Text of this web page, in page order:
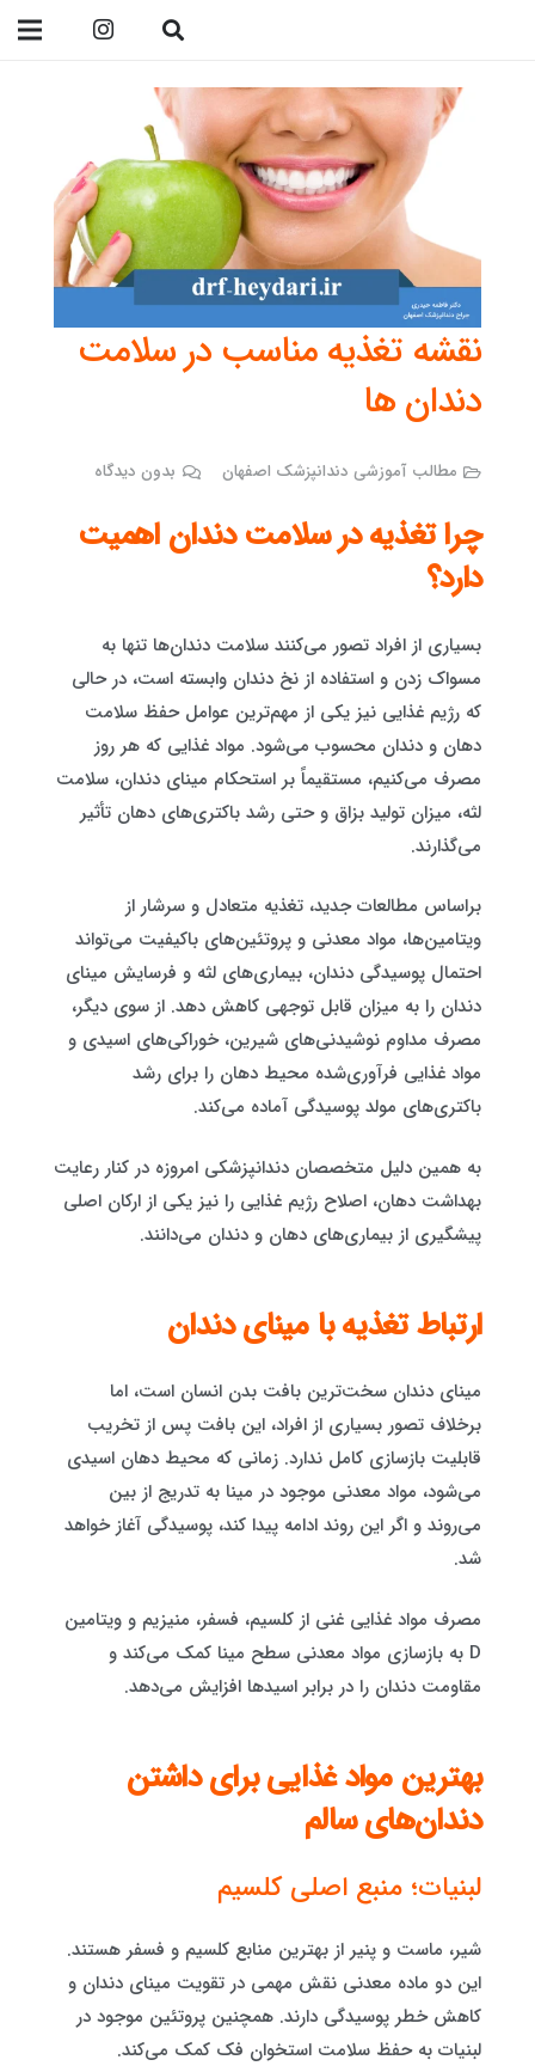
نقشه تغذیه مناسب در سلامت
دندان ها
مطالب آموزشی دندانپزشک اصفهان بدون دیدگاه
چرا تغذیه در سلامت دندان اهمیت
دارد؟
بسیاری از افراد تصور می‌کنند سلامت دندان‌ها تنها به
مسواک زدن و استفاده از نخ دندان وابسته است، در حالی
که رژیم غذایی نیز یکی از مهم‌ترین عوامل حفظ سلامت
دهان و دندان محسوب می‌شود. مواد غذایی که هر روز
مصرف می‌کنیم، مستقیماً بر استحکام مینای دندان، سلامت
لثه، میزان تولید بزاق و حتی رشد باکتری‌های دهان تأثیر
می‌گذارند.
براساس مطالعات جدید، تغذیه متعادل و سرشار از
ویتامین‌ها، مواد معدنی و پروتئین‌های باکیفیت می‌تواند
احتمال پوسیدگی دندان، بیماری‌های لثه و فرسایش مینای
دندان را به میزان قابل توجهی کاهش دهد. از سوی دیگر،
مصرف مداوم نوشیدنی‌های شیرین، خوراکی‌های اسیدی و
مواد غذایی فرآوری‌شده محیط دهان را برای رشد
باکتری‌های مولد پوسیدگی آماده می‌کند.
به همین دلیل متخصصان دندانپزشکی امروزه در کنار رعایت
بهداشت دهان، اصلاح رژیم غذایی را نیز یکی از ارکان اصلی
پیشگیری از بیماری‌های دهان و دندان می‌دانند.
ارتباط تغذیه با مینای دندان
مینای دندان سخت‌ترین بافت بدن انسان است، اما
برخلاف تصور بسیاری از افراد، این بافت پس از تخریب
قابلیت بازسازی کامل ندارد. زمانی که محیط دهان اسیدی
می‌شود، مواد معدنی موجود در مینا به تدریج از بین
می‌روند و اگر این روند ادامه پیدا کند، پوسیدگی آغاز خواهد
شد.
مصرف مواد غذایی غنی از کلسیم، فسفر، منیزیم و ویتامین
D به بازسازی مواد معدنی سطح مینا کمک می‌کند و
مقاومت دندان را در برابر اسیدها افزایش می‌دهد.
بهترین مواد غذایی برای داشتن
دندان‌های سالم
لبنیات؛ منبع اصلی کلسیم
شیر، ماست و پنیر از بهترین منابع کلسیم و فسفر هستند.
این دو ماده معدنی نقش مهمی در تقویت مینای دندان و
کاهش خطر پوسیدگی دارند. همچنین پروتئین موجود در
لبنیات به حفظ سلامت استخوان فک کمک می‌کند.